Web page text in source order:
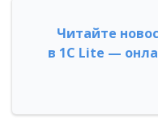
Читайте
в 1С Lite —